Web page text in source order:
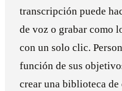
transcripción puede
de voz o grabar como
con un solo clic.
función de sus
crear una biblioteca de